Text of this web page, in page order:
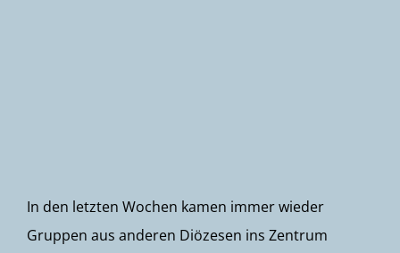
In den letzten Wochen kamen immer wieder
Gruppen aus anderen Diözesen ins Zentrum